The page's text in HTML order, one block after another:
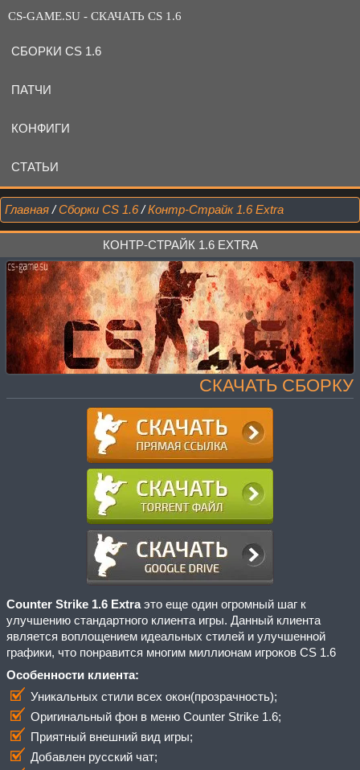
CS-GAME.SU - СКАЧАТЬ CS 1.6
СБОРКИ CS 1.6
ПАТЧИ
КОНФИГИ
СТАТЬИ
Главная/Сборки CS 1.6/Контр-Страйк 1.6 Extra
КОНТР-СТРАЙК 1.6 EXTRA
СКАЧАТЬ СБОРКУ
Counter Strike 1.6 Extraэто еще один огромный шаг к
улучшению стандартного клиента игры. Данный клиента
является воплощением идеальных стилей и улучшенной
графики, что понравится многим миллионам игроков CS 1.6
Особенности клиента:
Уникальных стили всех окон(прозрачность);
Оригинальный фон в меню Counter Strike 1.6;
Приятный внешний вид игры;
Добавлен русский чат;